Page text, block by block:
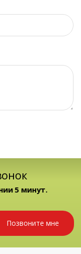
5 минут.
Позвоните мне